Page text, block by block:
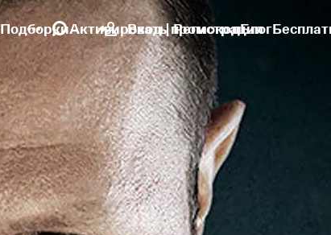
ПодборкиАктивировать промокодБлог
Вход | Регистрация